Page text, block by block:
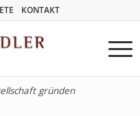
KONTAKT
gründen